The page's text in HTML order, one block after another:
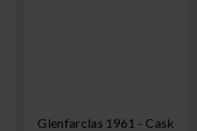
Glenfarclas 1961 - Cask